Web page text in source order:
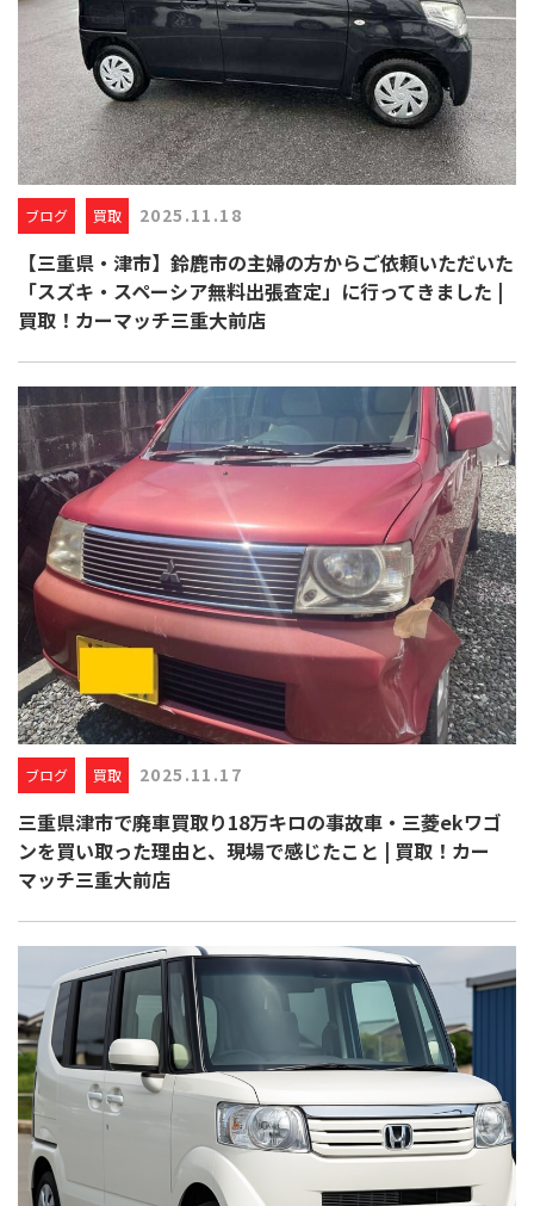
ブログ 買取 2025.11.18
【三重県・津市】鈴鹿市の主婦の方からご依頼いただいた
「スズキ・スペーシア無料出張査定」に行ってきました |
買取！カーマッチ三重大前店
ブログ 買取 2025.11.17
三重県津市で廃車買取り18万キロの事故車・三菱ekワゴ
ンを買い取った理由と、現場で感じたこと | 買取！カー
マッチ三重大前店